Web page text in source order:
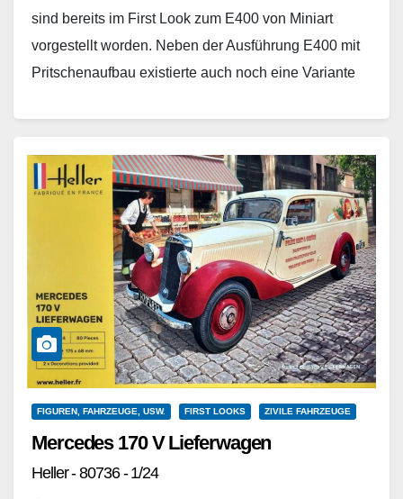
sind bereits im First Look zum E400 von Miniart
vorgestellt worden. Neben der Ausführung E400 mit
Pritschenaufbau existierte auch noch eine Variante
FIGUREN, FAHRZEUGE, USW. FIRST LOOKS ZIVILE FAHRZEUGE
Mercedes 170 V Lieferwagen
Heller - 80736 - 1/24